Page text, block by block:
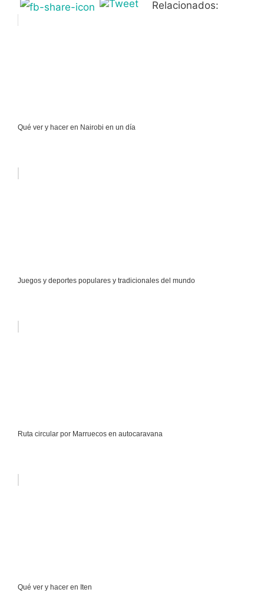
Relacionados:
Qué ver y hacer en Nairobi en un día
Juegos y deportes populares y tradicionales del mundo
Ruta circular por Marruecos en autocaravana
Qué ver y hacer en Iten